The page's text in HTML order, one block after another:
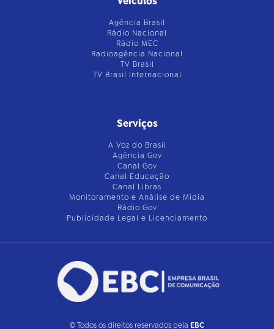
Agência Brasil
Rádio Nacional
Rádio MEC
Radioagência Nacional
TV Brasil
TV Brasil Internacional
Serviços
A Voz do Brasil
Agência Gov
Canal Gov
Canal Educação
Canal Libras
Monitoramento e Análise de Mídia
Rádio Gov
Publicidade Legal e Licenciamento
© Todos os direitos reservados pela EBC